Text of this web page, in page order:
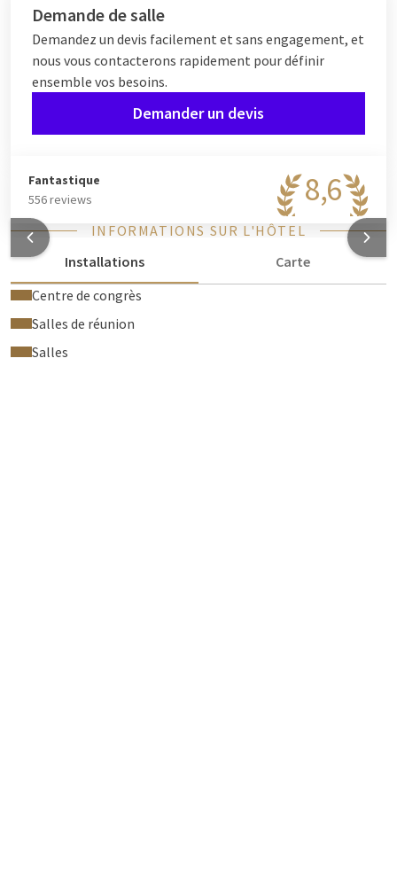
Demande de salle
Demandez un devis facilement et sans engagement, et
nous vous contacterons rapidement pour définir
ensemble vos besoins.
Demander un devis
8,6
Fantastique
556 reviews
INFORMATIONS SUR L'HÔTEL
Installations
Carte
Centre de congrès
Salles de réunion
Salles